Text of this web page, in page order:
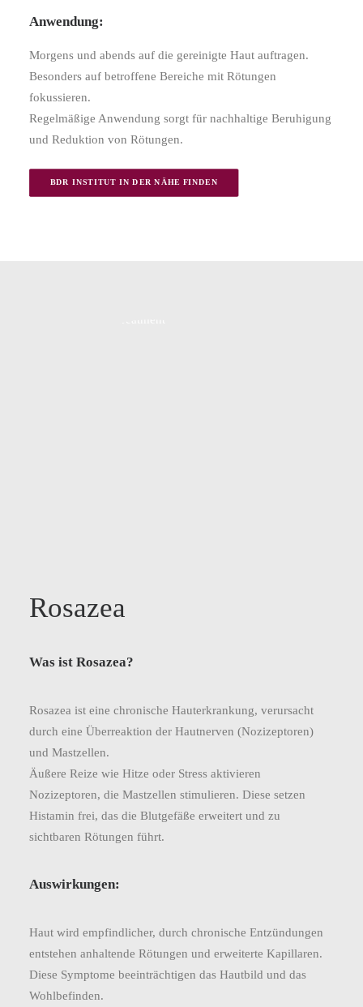
Anwendung:
Morgens und abends auf die gereinigte Haut auftragen.
Besonders auf betroffene Bereiche mit Rötungen
fokussieren.
Regelmäßige Anwendung sorgt für nachhaltige Beruhigung
und Reduktion von Rötungen.
BDR INSTITUT IN DER NÄHE FINDEN
Rosazea
Was ist Rosazea?
Rosazea ist eine chronische Hauterkrankung, verursacht
durch eine Überreaktion der Hautnerven (Nozizeptoren)
und Mastzellen.
Äußere Reize wie Hitze oder Stress aktivieren
Nozizeptoren, die Mastzellen stimulieren. Diese setzen
Histamin frei, das die Blutgefäße erweitert und zu
sichtbaren Rötungen führt​​.
Auswirkungen:
Haut wird empfindlicher, durch chronische Entzündungen
entstehen anhaltende Rötungen und erweiterte Kapillaren.
Diese Symptome beeinträchtigen das Hautbild und das
Wohlbefinden.